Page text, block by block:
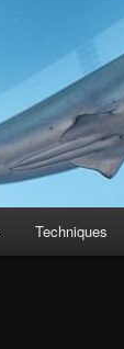
Techniques